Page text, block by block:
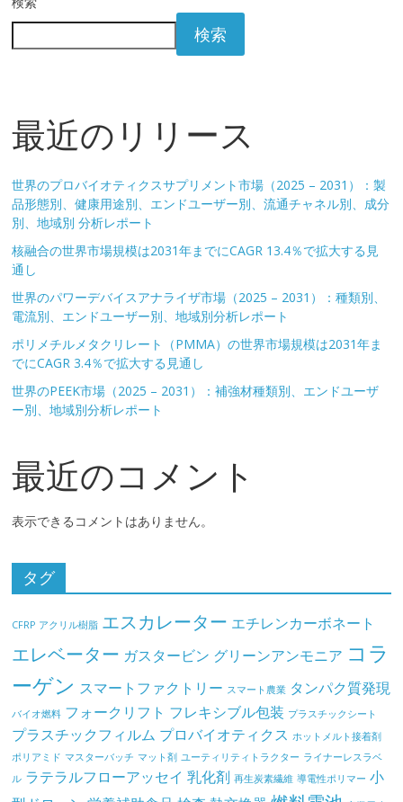
検索
最近のリリース
世界のプロバイオティクスサプリメント市場（2025 – 2031）：製
品形態別、健康用途別、エンドユーザー別、流通チャネル別、成分
別、地域別 分析レポート
核融合の世界市場規模は2031年までにCAGR 13.4％で拡大する見
通し
世界のパワーデバイスアナライザ市場（2025 – 2031）：種類別、
電流別、エンドユーザー別、地域別分析レポート
ポリメチルメタクリレート（PMMA）の世界市場規模は2031年ま
でにCAGR 3.4％で拡大する見通し
世界のPEEK市場（2025 – 2031）：補強材種類別、エンドユーザ
ー別、地域別分析レポート
最近のコメント
表示できるコメントはありません。
タグ
CFRP アクリル樹脂 エスカレーター エチレンカーボネート
エレベーター ガスタービン グリーンアンモニア コラ
ーゲン スマートファクトリー スマート農業 タンパク質発現
バイオ燃料 フォークリフト フレキシブル包装 プラスチックシート
プラスチックフィルム プロバイオティクス ホットメルト接着剤
ポリアミド マスターバッチ マット剤 ユーティリティトラクター ライナーレスラベ
ル ラテラルフローアッセイ 乳化剤 再生炭素繊維 導電性ポリマー 小